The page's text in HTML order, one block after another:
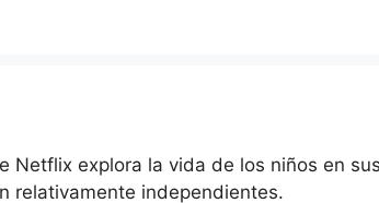
Netflix explora la vida de los niños en
relativamente independientes.